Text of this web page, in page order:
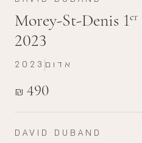
Morey-St-Denis 1er
2023
₪ 490
2023 אדום
DAVID DUBAND